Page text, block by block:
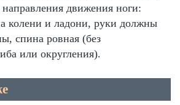
движения ноги:
колени и ладони, руки должны
спина ровная (без
или округления).